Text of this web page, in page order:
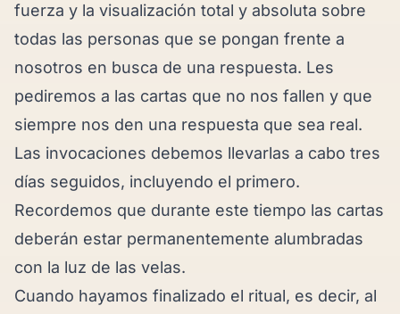
fuerza y la visualización total y absoluta sobre
todas las personas que se pongan frente a
nosotros en busca de una respuesta. Les
pediremos a las cartas que no nos fallen y que
siempre nos den una respuesta que sea real.
Las invocaciones debemos llevarlas a cabo tres
días seguidos, incluyendo el primero.
Recordemos que durante este tiempo las cartas
deberán estar permanentemente alumbradas
con la luz de las velas.
Cuando hayamos finalizado el ritual, es decir, al